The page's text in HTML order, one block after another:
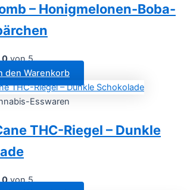
– Honigmelonen-Boba-
0von 5
den Warenkorb
Esswaren
THC-Riegel – Dunkle
0von 5